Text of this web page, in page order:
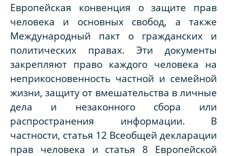
Европейская конвенция о защите прав
человека и основных свобод, а также
Международный пакт о гражданских и
политических правах. Эти документы
закрепляют право каждого человека на
неприкосновенность частной и семейной
жизни, защиту от вмешательства в личные
дела и незаконного сбора или
распространения информации. В
частности, статья 12 Всеобщей декларации
прав человека и статья 8 Европейской